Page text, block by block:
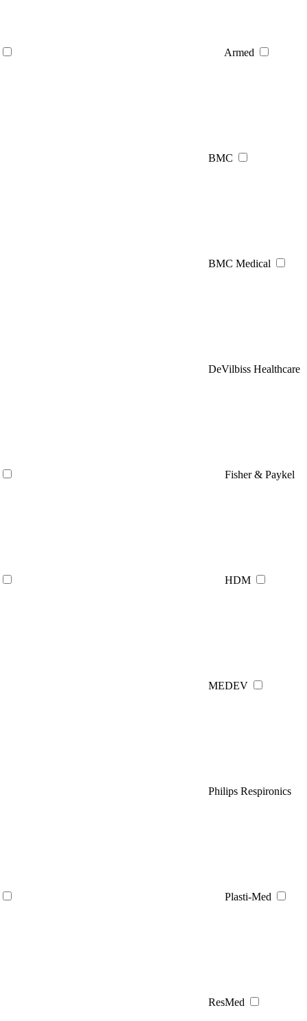
Armed
BMC
BMC Medical
DeVilbiss Healthcare
Fisher & Paykel
HDM
MEDEV
Philips Respironics
Plasti-Med
ResMed